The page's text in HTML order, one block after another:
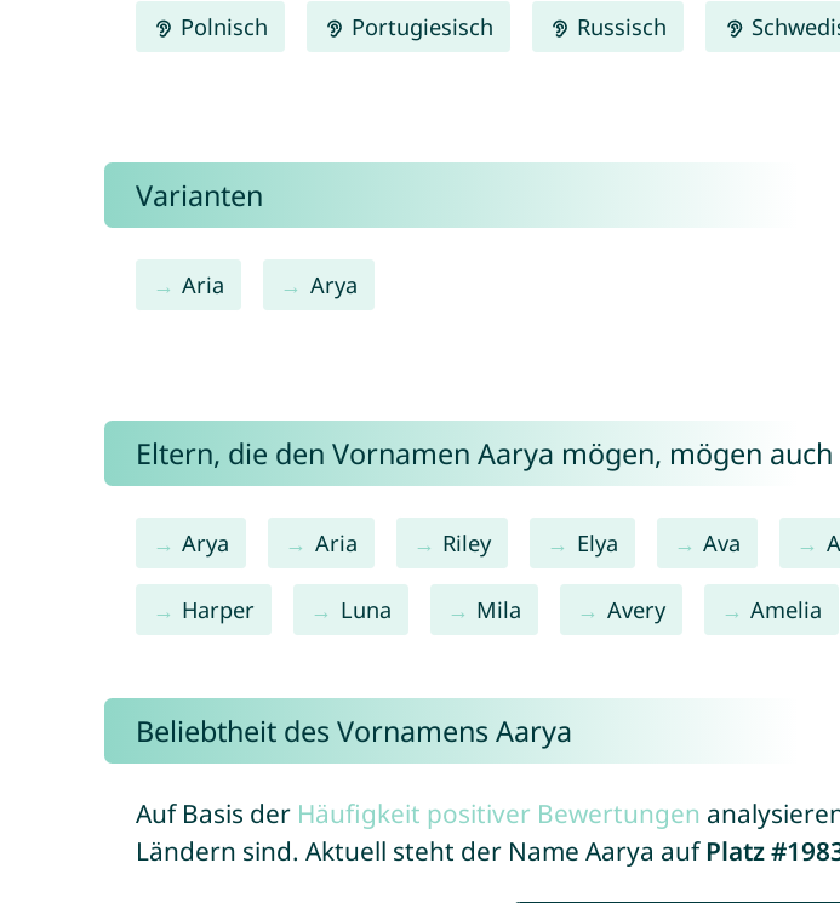
Polnisch Portugiesisch Russisch
Varianten
Aria Arya
Eltern, die den Vornamen Aarya mögen, mögen auch
Arya Aria Riley Elya Ava
Harper Luna Mila Avery Amelia
Beliebtheit des Vornamens Aarya
Auf Basis der Häufigkeit positiver Bewertungen
Ländern sind. Aktuell steht der Name Aarya auf Platz